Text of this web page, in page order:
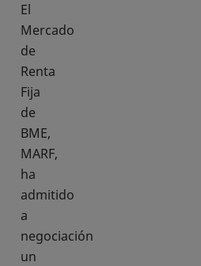
El
Mercado
de
Renta
Fija
de
BME,
MARF,
ha
admitido
a
negociación
un